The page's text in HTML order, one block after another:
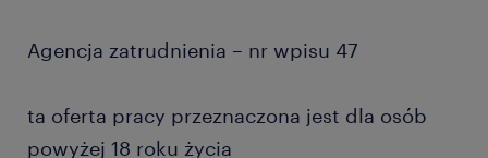
Agencja zatrudnienia – nr wpisu 47
ta oferta pracy przeznaczona jest dla osób
powyżej 18 roku życia